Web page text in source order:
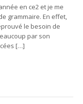
en ce2 et je me
grammaire. En effet,
le besoin de
par son
[…]